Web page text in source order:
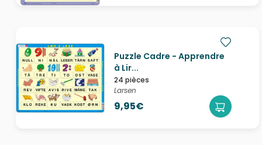
Puzzle Cadre - Apprendre
à Lir...
24 pièces
Larsen
9,95€